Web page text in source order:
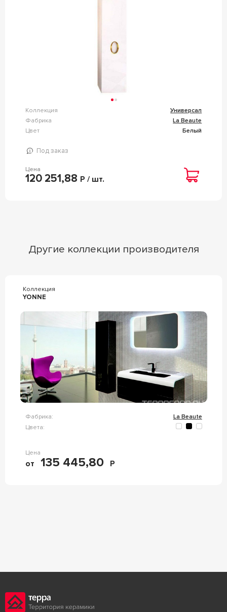
Коллекция
Универсал
Фабрика
La Beaute
Цвет
Белый
Под заказ
Цена
120 251,88 Р / шт.
Другие коллекции производителя
Коллекция
YONNE
Фабрика:
La Beaute
Цвета:
Цена
от 135 445,80 Р